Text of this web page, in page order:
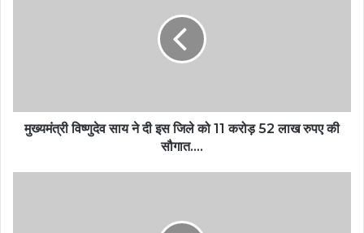
मुख्यमंत्री विष्णुदेव साय ने दी इस जिले को 11 करोड़ 52 लाख रुपए की
सौगात….